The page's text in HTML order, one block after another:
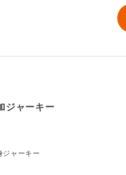
ジャーキー
ャーキー